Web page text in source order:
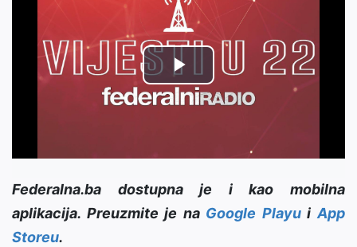
Play
Federalna.ba dostupna je i kao mobilna
aplikacija. Preuzmite je na Google PlayuiApp
Storeu.